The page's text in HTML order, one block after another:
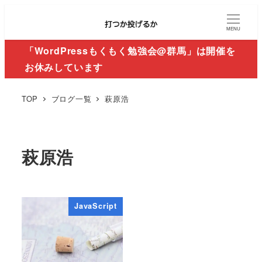
MENU
「WordPressもくもく勉強会@群馬」は開催を
お休みしています
TOP ブログ一覧 萩原浩
萩原浩
JavaScript